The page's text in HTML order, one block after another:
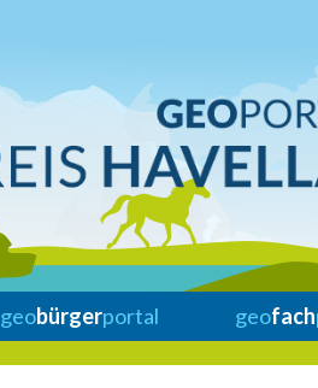
geobürgerportal geofach